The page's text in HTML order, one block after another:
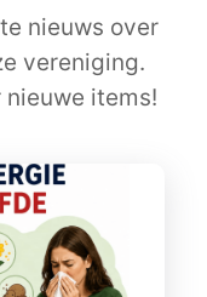
nieuws over
vereniging.
items!